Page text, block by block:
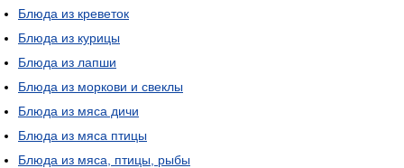
Блюда из креветок
Блюда из курицы
Блюда из лапши
Блюда из моркови и свеклы
Блюда из мяса дичи
Блюда из мяса птицы
Блюда из мяса, птицы, рыбы